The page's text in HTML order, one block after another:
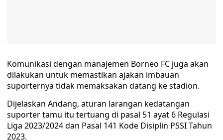
Komunikasi dengan manajemen Borneo FC juga akan
dilakukan untuk memastikan ajakan imbauan
suporternya tidak memaksakan datang ke stadion.
Dijelaskan Andang, aturan larangan kedatangan
suporter tamu itu tertuang di pasal 51 ayat 6 Regulasi
Liga 2023/2024 dan Pasal 141 Kode Disiplin PSSI Tahun
2023.